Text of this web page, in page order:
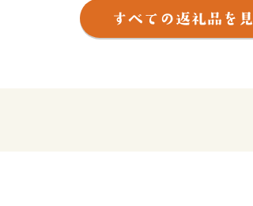
やスキー場、伝統的なお祭りやイベント、
理、様々な魅力が溢れる秋田県大仙市は、
道などの高速交通体系が整備され、東京駅